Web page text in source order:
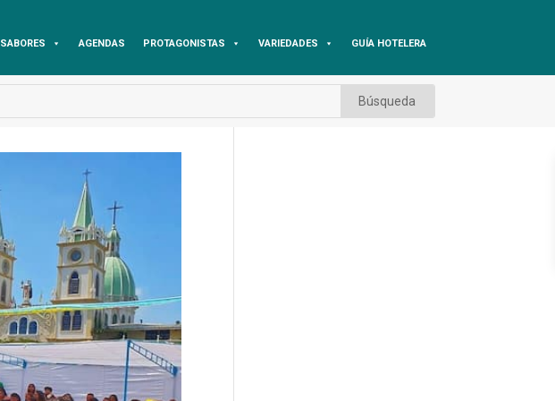
SABORES AGENDAS PROTAGONISTAS VARIEDADES GUÍA HOTELERA